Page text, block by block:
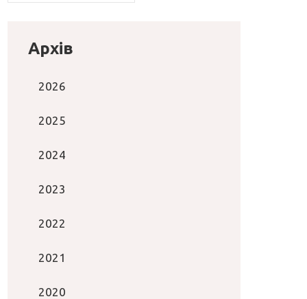
Архів
2026
2025
2024
2023
2022
2021
2020